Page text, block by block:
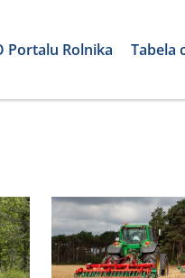
Portalu Rolnika Tabela